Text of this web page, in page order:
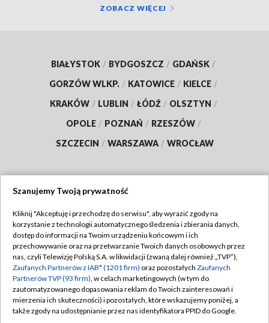
ZOBACZ WIĘCEJ
BIAŁYSTOK / BYDGOSZCZ / GDAŃSK /
GORZÓW WLKP. / KATOWICE / KIELCE /
KRAKÓW / LUBLIN / ŁÓDŹ / OLSZTYN /
OPOLE / POZNAŃ / RZESZÓW /
SZCZECIN / WARSZAWA / WROCŁAW
TVP
Abonament TVP
Emisja w TVP
Centrum informacji TVP
Naziemna Telewizja Cyfrowa
Regulamin TVP
Polityka prywatności
Moje zgody
Pomoc
Szanujemy Twoją prywatność
Kliknij "Akceptuję i przechodzę do serwisu", aby wyrazić zgody na
korzystanie z technologii automatycznego śledzenia i zbierania danych,
dostęp do informacji na Twoim urządzeniu końcowym i ich
przechowywanie oraz na przetwarzanie Twoich danych osobowych przez
nas, czyli Telewizję Polską S.A. w likwidacji (zwaną dalej również „TVP”),
Zaufanych Partnerów z IAB* (1201 firm) oraz pozostałych Zaufanych
Partnerów TVP (93 firm), w celach marketingowych (w tym do
zautomatyzowanego dopasowania reklam do Twoich zainteresowań i
mierzenia ich skuteczności) i pozostałych, które wskazujemy poniżej, a
także zgody na udostępnianie przez nas identyfikatora PPID do Google.